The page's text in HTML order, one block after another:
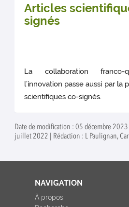
Articles
signés
La collaboration franco-
l’innovation passe aussi par la
scientifiques co-signés.
Date de modification : 05 décembre
juillet 2022 | Rédaction : L Paulignan,
NAVIGATION
À propos